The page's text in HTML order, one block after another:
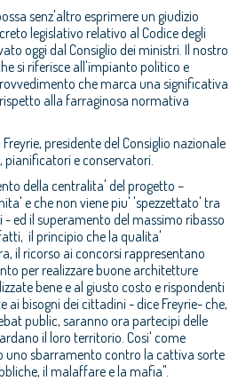
senz'altro esprimere un giudizio
legislativo relativo al Codice degli
oggi dal Consiglio dei ministri. Il nostro
si riferisce all'impianto politico e
che marca una significativa
alla farraginosa normativa
presidente del Consiglio nazionale
pianificatori e conservatori.
della centralita' del progetto –
e che non viene piu' 'spezzettato' tra
- ed il superamento del massimo ribasso
il principio che la qualita'
il ricorso ai concorsi rappresentano
per realizzare buone architetture
bene e al giusto costo e rispondenti
ai bisogni dei cittadini - dice Freyrie- che,
public, saranno ora partecipi delle
il loro territorio. Cosi' come
uno sbarramento contro la cattiva sorte
il malaffare e la mafia".